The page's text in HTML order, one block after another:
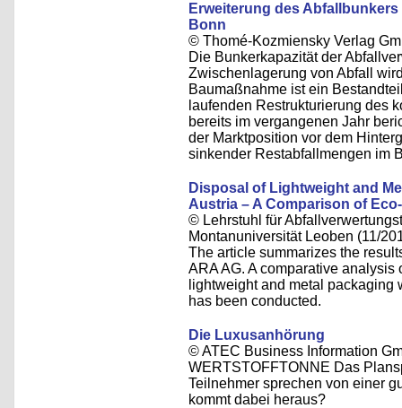
Erweiterung des
Bonn
© Thomé-Kozmiensky Verlag
Die Bunkerkapazität der
Zwischenlagerung von Abfall
Baumaßnahme ist ein
laufenden Restrukturierung des
bereits im vergangenen Jahr
der Marktposition vor dem
sinkender Restabfallmengen im
Disposal of Lightweight and
Austria – A Comparison of
© Lehrstuhl für
Montanuniversität Leoben (11/
The article summarizes the
ARA AG. A comparative
lightweight and metal packaging
has been conducted.
Die Luxusanhörung
© ATEC Business Information
WERTSTOFFTONNE Das
Teilnehmer sprechen von einer
kommt dabei heraus?